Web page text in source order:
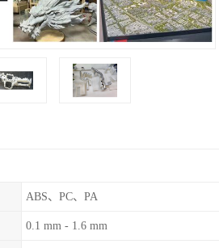
ABS、PC、PA
0.1 mm - 1.6 mm